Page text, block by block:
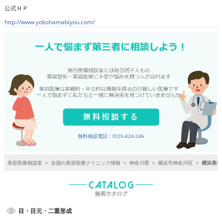
公式ＨＰ
http://www.yokohamabiyou.com/
無料相談電話：0120-424-246
美容医療相談室 > 全国の美容医療クリニック情報 > 神奈川県 > 横浜市神奈川区 > 横浜美
目・目元・二重形成